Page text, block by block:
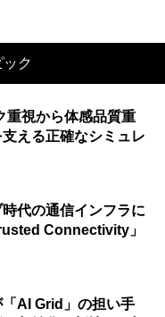
ック
重視から体感品質重
える正確なシミュレ
代の通信インフラに
Connectivity」
AI Grid」の担い手